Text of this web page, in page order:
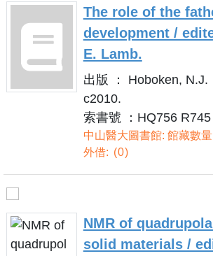
The role of the
development /
E. Lamb.
出版 ： Hoboken, N.J.
c2010.
索書號 ：HQ756
中山醫大圖書館: 館藏數量
外借:
0
NMR of
solid materials /